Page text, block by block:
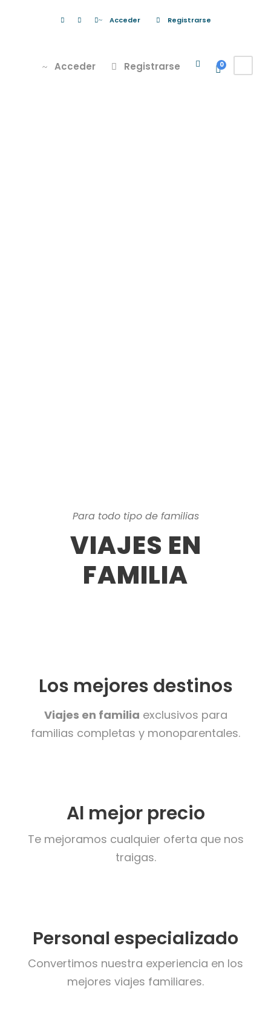
Acceder Registrarse
Acceder Registrarse 0
Para todo tipo de familias
VIAJES EN
FAMILIA
Los mejores destinos
Viajes en familia exclusivos para
familias completas y monoparentales.
Al mejor precio
Te mejoramos cualquier oferta que nos
traigas.
Personal especializado
Convertimos nuestra experiencia en los
mejores viajes familiares.